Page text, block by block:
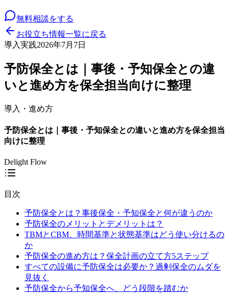
無料相談をする
お役立ち情報一覧に戻る
導入実践2026年7月7日
予防保全とは｜事後・予知保全との違
いと進め方を保全担当向けに整理
導入・進め方
予防保全とは｜事後・予知保全との違いと進め方を保全担当
向けに整理
Delight Flow
目次
予防保全とは？事後保全・予知保全と何が違うのか
予防保全のメリットとデメリットは？
TBMとCBM、時間基準と状態基準はどう使い分けるの
か
予防保全の進め方は？保全計画の立て方5ステップ
すべての設備に予防保全は必要か？過剰保全のムダを
見抜く
予防保全から予知保全へ、どう段階を踏むか